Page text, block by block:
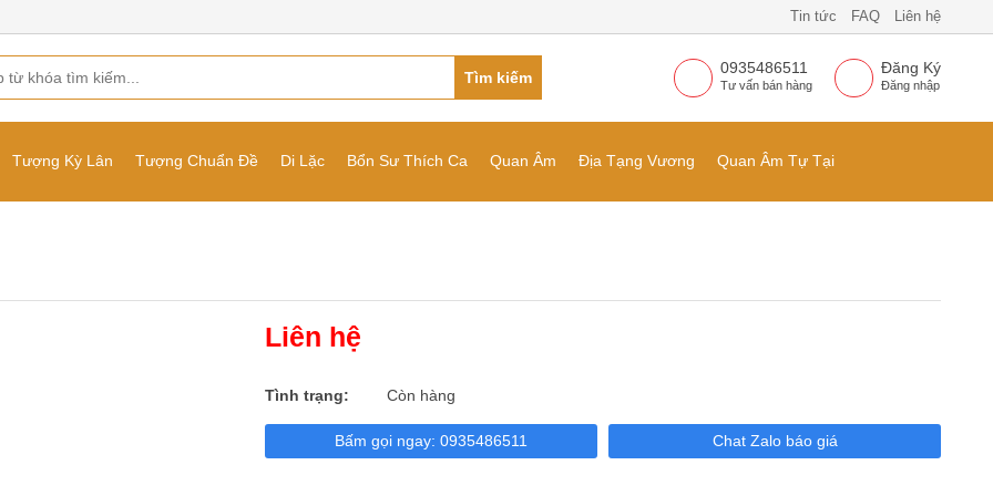
Tin tức FAQ Liên hệ
Tìm kiếm
0935486511
Tư vấn bán hàng
Đăng Ký
Đăng nhập
Tượng Kỳ Lân Tượng Chuẩn Đề Di Lặc Bổn Sư Thích Ca Quan Âm Địa Tạng Vương Quan Âm Tự Tại
Liên hệ
Tình trạng: Còn hàng
Bấm gọi ngay: 0935486511 Chat Zalo báo giá